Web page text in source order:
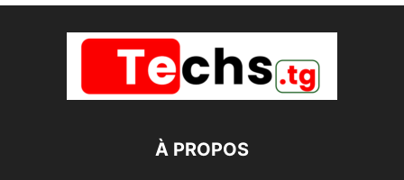
À PROPOS